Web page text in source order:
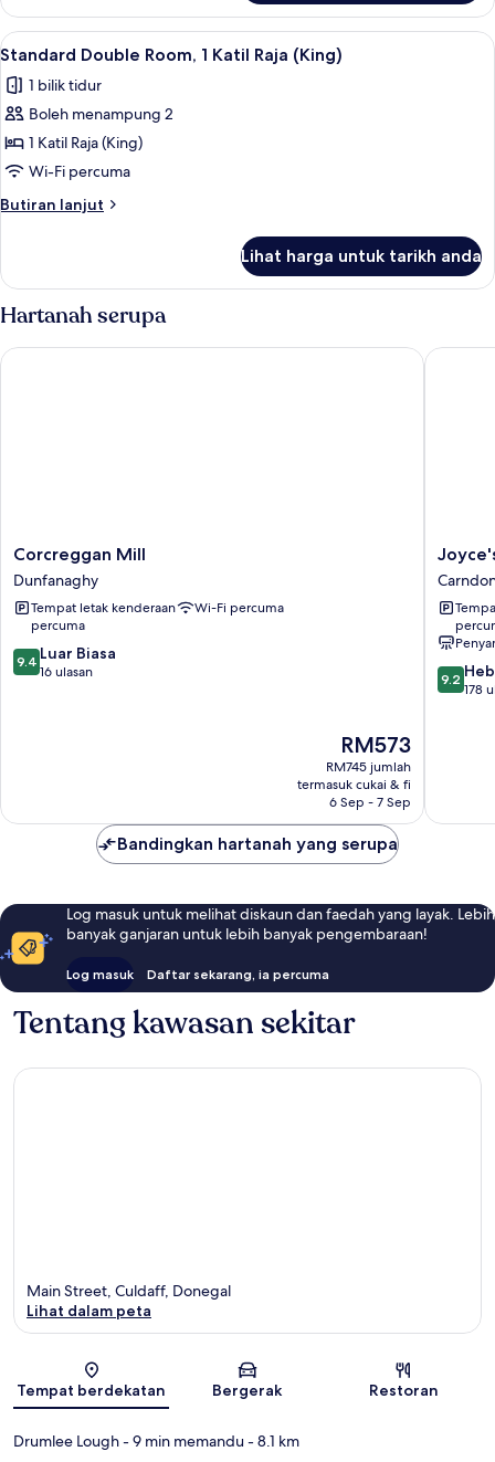
Double
Room
Lihat
semua
foto
untuk
Standard
Double
Room,
1
Raja
(King)
Standard Double Room, 1 Katil Raja
4
Standard Double Room, 1 Katil Raja (King)
1 bilik tidur
Boleh menampung 2
1 Katil Raja (King)
Wi-Fi percuma
Butiran lanjut
Butiran
Double
Room,
1
Katil
Raja
Lihat harga untuk tarikh anda
Hartanah serupa
Corcreggan
Mill
Dunfanaghy
Corcreggan Mill
Dunfanaghy
Tempat letak kenderaan
percuma
Wi-Fi percuma
9.4
daripada
9.4 Luar Biasa
16 ulasan
Harga
ialah
RM573
RM573
RM745 jumlah
termasuk cukai & fi
6 Sep - 7 Sep
Corcreggan Mill
Joyce's
9.2
9.2
178
Joyce's
Bandingkan hartanah yang serupa
Log masuk untuk melihat diskaun dan faedah yang layak. Lebih
banyak ganjaran untuk lebih banyak pengembaraan!
Log masuk Daftar sekarang, ia percuma
Tentang kawasan sekitar
Peta
Main Street, Culdaff, Donegal
Lihat dalam peta
Tempat berdekatan Bergerak Restoran
Drumlee Lough- 9 min memandu- 8.1 km